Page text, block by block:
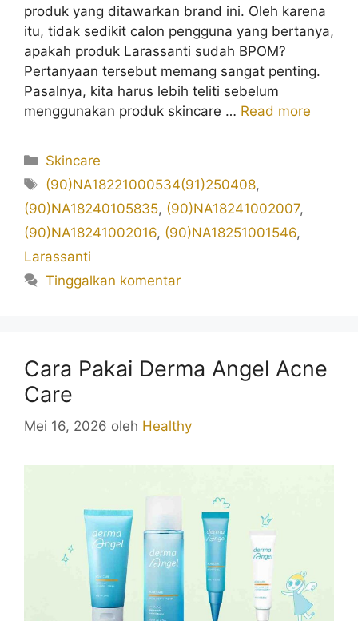
produk yang ditawarkan brand ini. Oleh karena
itu, tidak sedikit calon pengguna yang bertanya,
apakah produk Larassanti sudah BPOM?
Pertanyaan tersebut memang sangat penting.
Pasalnya, kita harus lebih teliti sebelum
menggunakan produk skincare … Read more
Kategori
Skincare
Tag
(90)NA18221000534(91)250408,
(90)NA18240105835, (90)NA18241002007,
(90)NA18241002016, (90)NA18251001546,
Larassanti
Tinggalkan komentar
Cara Pakai Derma Angel Acne
Care
Mei 16, 2026 oleh Healthy